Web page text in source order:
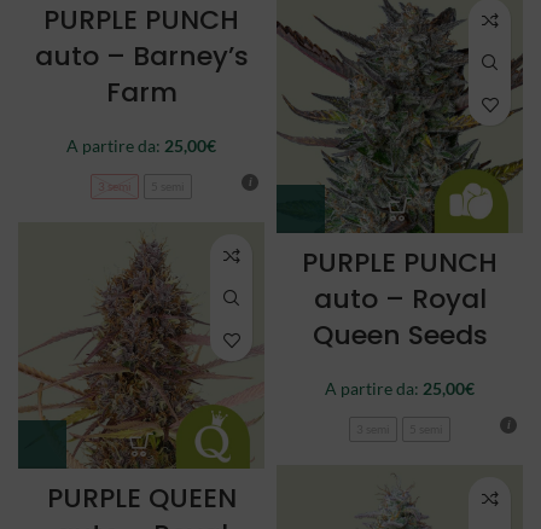
PURPLE PUNCH
auto – Barney’s
Farm
A partire da: 25,00€
3 semi
PURPLE PUNCH
auto – Royal
Queen Seeds
A partire da: 25,00€
PURPLE QUEEN